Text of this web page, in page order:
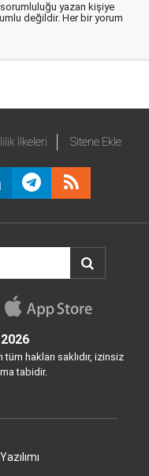
sorumluluğu yazan kişiye
değildir. Her bir yorum
İlkeleri Sitene Ekle
hakları saklıdır, izinsiz
tabidir.